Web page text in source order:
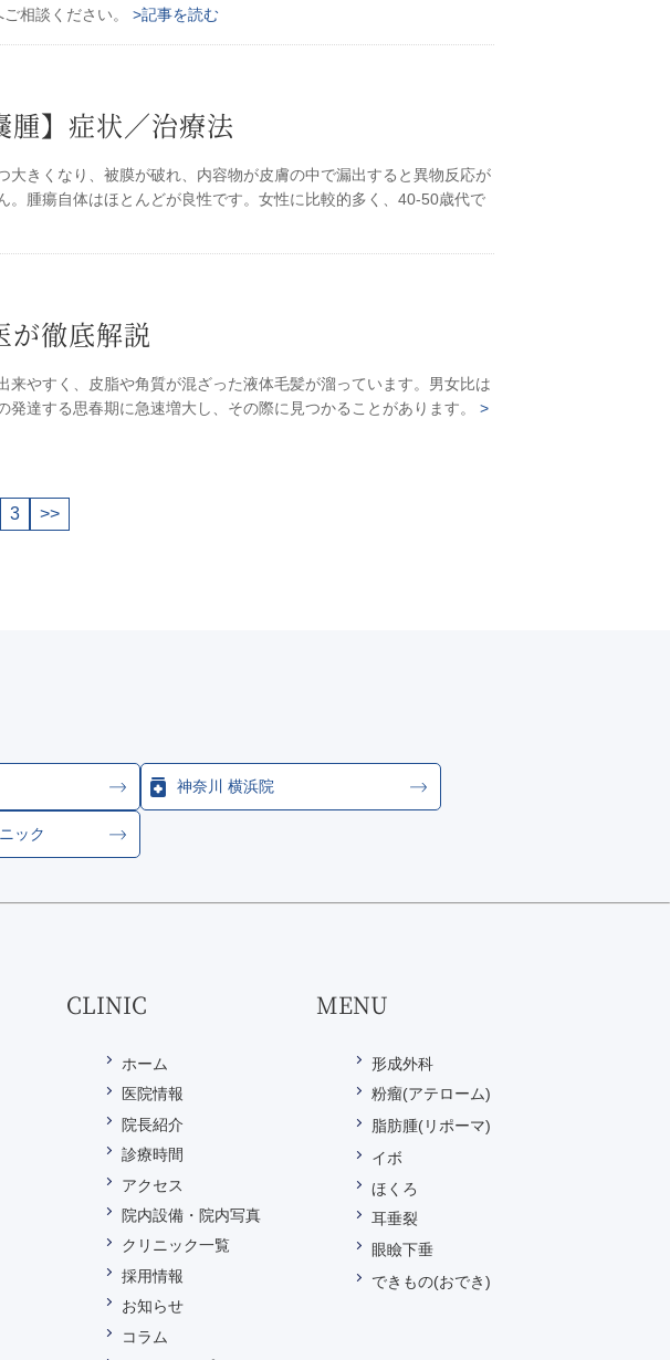
相談ください。 >記事を読む
】症状／治療法
きくなり、被膜が破れ、内容物が皮膚の中で漏出すると異物反応が
腫瘍自体はほとんどが良性です。女性に比較的多く、40-50歳代で
が徹底解説
やすく、皮脂や角質が混ざった液体毛髪が溜っています。男女比は
達する思春期に急速増大し、その際に見つかることがあります。 >
3 >>
神奈川 横浜院
ック
CLINIC
ホーム
医院情報
院長紹介
診療時間
アクセス
院内設備・院内写真
クリニック一覧
採用情報
お知らせ
コラム
MENU
形成外科
粉瘤(アテローム)
脂肪腫(リポーマ)
イボ
ほくろ
耳垂裂
眼瞼下垂
できもの(おでき)